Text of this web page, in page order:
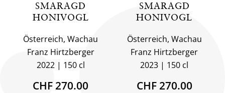
SMARAGD
HONIVOGL
Österreich, Wachau
Franz Hirtzberger
2022
150 cl
CHF 270.00
SMARAGD
HONIVOGL
Österreich, Wachau
Franz Hirtzberger
2023
150 cl
CHF 270.00